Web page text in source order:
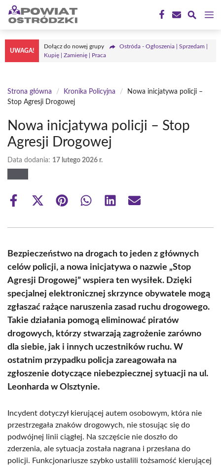
Przejdź
treści
UWAGA!
Dołącz do nowej grupy
Ostróda - Ogłoszenia | Sprzedam |
Kupię | Zamienię | Praca
Strona główna / Kronika Policyjna /
Nowa inicjatywa policji –
Stop Agresji Drogowej
Nowa inicjatywa policji – Stop
Agresji Drogowej
Data dodania: 17 lutego 2026 r.
Share
Share
(Twitter)
Share Share Share Share
Bezpieczeństwo na drogach to jeden z głównych
celów policji, a nowa inicjatywa o nazwie „Stop
Agresji Drogowej” wspiera ten wysiłek. Dzięki
specjalnej elektronicznej skrzynce obywatele mogą
zgłaszać rażące naruszenia zasad ruchu drogowego.
Takie działania pomogą eliminować piratów
drogowych, którzy stwarzają zagrożenie zarówno
dla siebie, jak i innych uczestników ruchu. W
ostatnim przypadku policja zareagowała na
zgłoszenie dotyczące niebezpiecznej sytuacji na ul.
Leonharda w Olsztynie.
Incydent dotyczył kierującej autem osobowym, która nie
przestrzegała znaków drogowych, nie stosując się do
podwójnej linii ciągłej. Na szczęście nie doszło do
zderzenia, ale sytuacja została nagrana i przesłana do
policji. Funkcjonariusze szybko ustalili tożsamość kierującej